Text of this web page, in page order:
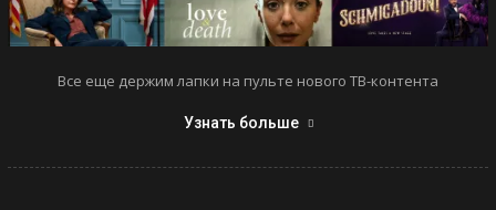
Все еще держим лапки на пульте нового ТВ-контента
Узнать больше